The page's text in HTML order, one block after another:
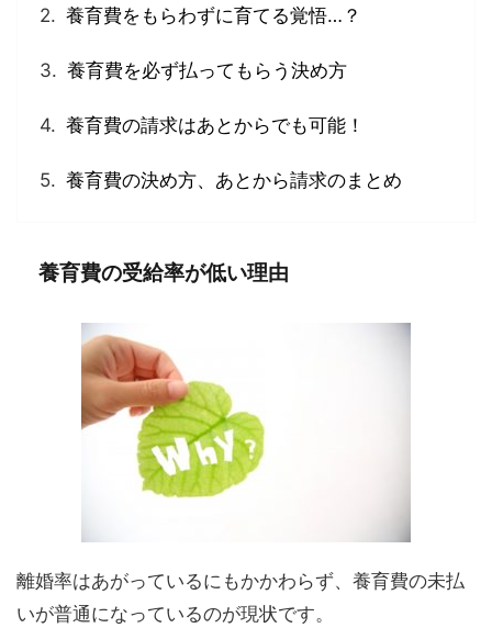
養育費をもらわずに育てる覚悟…？
養育費を必ず払ってもらう決め方
養育費の請求はあとからでも可能！
養育費の決め方、あとから請求のまとめ
養育費の受給率が低い理由
離婚率はあがっているにもかかわらず、養育費の未払
いが普通になっているのが現状です。